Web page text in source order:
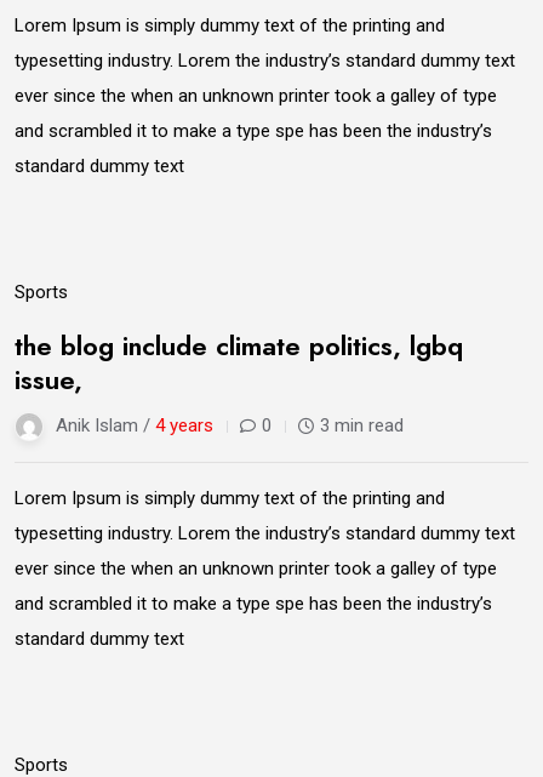
Lorem Ipsum is simply dummy text of the printing and
typesetting industry. Lorem the industry’s standard dummy text
ever since the when an unknown printer took a galley of type
and scrambled it to make a type spe has been the industry’s
standard dummy text
Sports
the blog include climate politics, lgbq
issue,
Anik Islam / 4 years 0 3 min read
Lorem Ipsum is simply dummy text of the printing and
typesetting industry. Lorem the industry’s standard dummy text
ever since the when an unknown printer took a galley of type
and scrambled it to make a type spe has been the industry’s
standard dummy text
Sports